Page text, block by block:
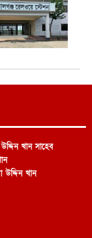
খান সাহেব
খান